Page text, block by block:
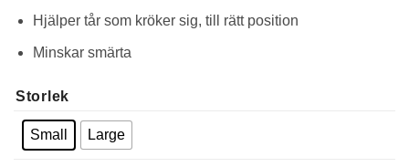
Hjälper tår som kröker sig, till rätt position
Minskar smärta
Storlek
Small Large